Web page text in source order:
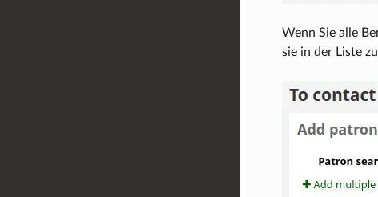
Wenn Sie alle
sie in der Liste